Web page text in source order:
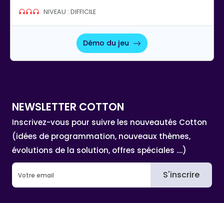
NIVEAU : DIFFICILE
Démo du jeu
NEWSLETTER COTTON
Inscrivez-vous pour suivre les nouveautés Cotton
(idées de programmation, nouveaux thèmes,
évolutions de la solution, offres spéciales ....)
S'inscrire